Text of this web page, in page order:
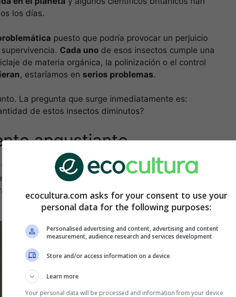
los días.
puesto que podría provocar un perjuicio
Cada uno de esos insectos cumple una
de materia orgánica, la polinización o el control
, estaríamos en serios problemas.
La pregunta que surge inmediatamente es:
de estos insectos diminutos?
angustiante
vamos a contar, no se trata de otra cosa que la
, junto con
descubrir si realmente la
población de insectos
ecocultura.com asks for your consent to use your
personal data for the following purposes:
Personalised advertising and content, advertising and content
measurement, audience research and services development
Store and/or access information on a device
Learn more
Your personal data will be processed and information from your device